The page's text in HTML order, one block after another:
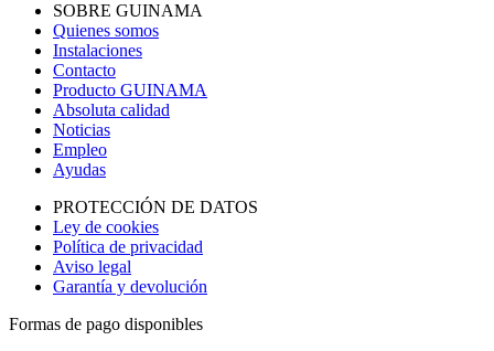
SOBRE GUINAMA
Quienes somos
Instalaciones
Contacto
Producto GUINAMA
Absoluta calidad
Noticias
Empleo
Ayudas
PROTECCIÓN DE DATOS
Ley de cookies
Política de privacidad
Aviso legal
Garantía y devolución
Formas de pago disponibles